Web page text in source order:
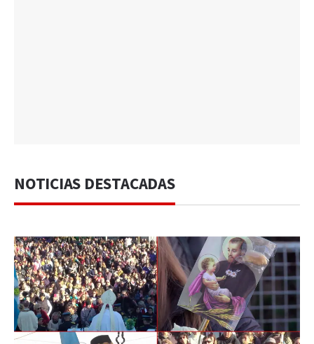
NOTICIAS DESTACADAS